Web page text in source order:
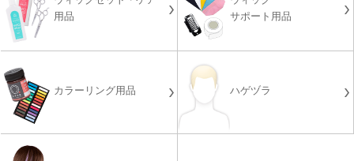
用品
サポート用品
カラーリング用品 ハゲヅラ